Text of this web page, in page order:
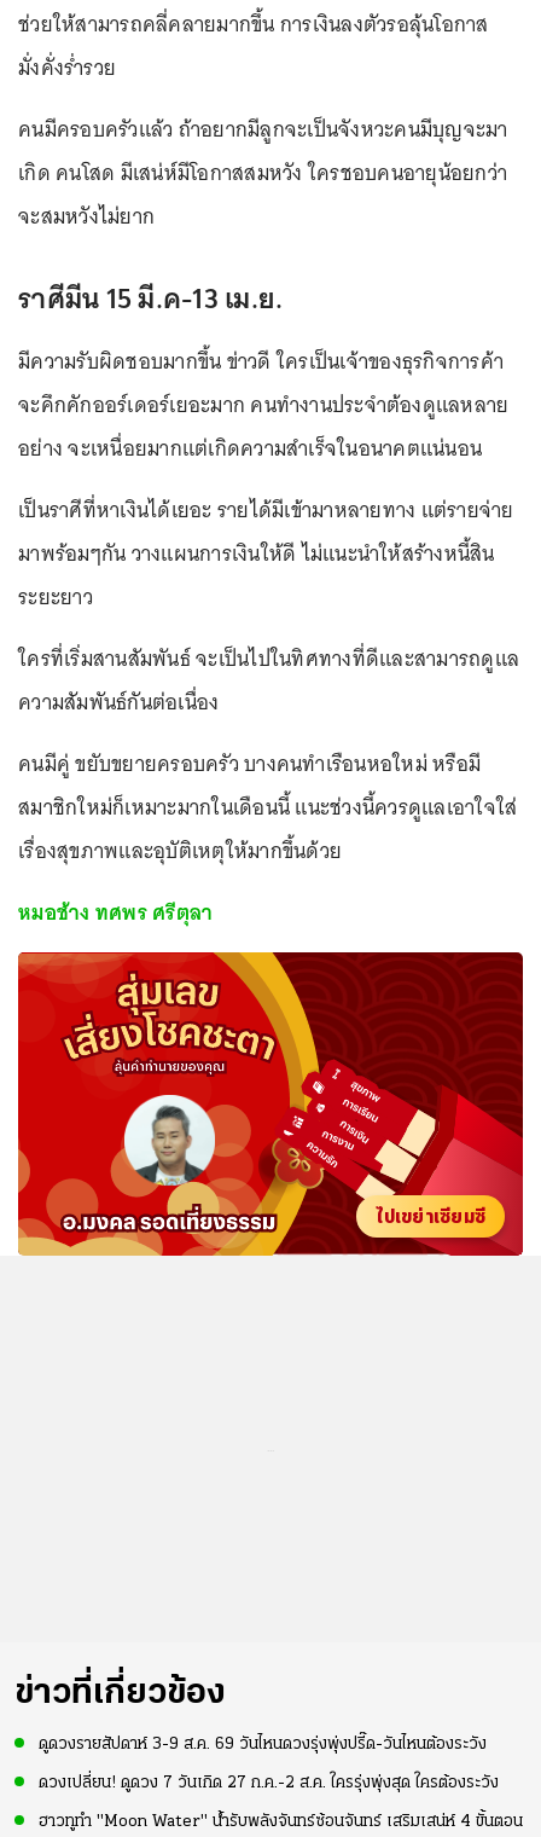
ช่วยให้สามารถคลี่คลายมากขึ้น การเงินลงตัวรอลุ้นโอกาส
มั่งคั่งร่ำรวย
คนมีครอบครัวแล้ว ถ้าอยากมีลูกจะเป็นจังหวะคนมีบุญจะมา
เกิด คนโสด มีเสน่ห์มีโอกาสสมหวัง ใครชอบคนอายุน้อยกว่า
จะสมหวังไม่ยาก
ราศีมีน 15 มี.ค-13 เม.ย.
มีความรับผิดชอบมากขึ้น ข่าวดี ใครเป็นเจ้าของธุรกิจการค้า
จะคึกคักออร์เดอร์เยอะมาก คนทำงานประจำต้องดูแลหลาย
อย่าง จะเหนื่อยมากแต่เกิดความสำเร็จในอนาคตแน่นอน
เป็นราศีที่หาเงินได้เยอะ รายได้มีเข้ามาหลายทาง แต่รายจ่าย
มาพร้อมๆกัน วางแผนการเงินให้ดี ไม่แนะนำให้สร้างหนี้สิน
ระยะยาว
ใครที่เริ่มสานสัมพันธ์ จะเป็นไปในทิศทางที่ดีและสามารถดูแล
ความสัมพันธ์กันต่อเนื่อง
คนมีคู่ ขยับขยายครอบครัว บางคนทำเรือนหอใหม่ หรือมี
สมาชิกใหม่ก็เหมาะมากในเดือนนี้ แนะช่วงนี้ควรดูแลเอาใจใส่
เรื่องสุขภาพและอุบัติเหตุให้มากขึ้นด้วย
หมอช้าง ทศพร ศรีตุลา
ไปเขย่าเซียมซี
ข่าวที่เกี่ยวข้อง
ดูดวงรายสัปดาห์ 3-9 ส.ค. 69 วันไหนดวงรุ่งพุ่งปรี๊ด-วันไหนต้องระวัง
ดวงเปลี่ยน! ดูดวง 7 วันเกิด 27 ก.ค.-2 ส.ค. ใครรุ่งพุ่งสุด ใครต้องระวัง
ฮาวทูทำ "Moon Water" น้ำรับพลังจันทร์ซ้อนจันทร์ เสริมเสน่ห์ 4 ขั้นตอน